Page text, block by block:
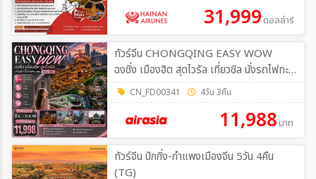
31,999 ดอลล่าร์
ทัวร์จีน CHONGQING EASY WOW
ฉงชิ่ง เมืองฮิต สุดไวรัล เที่ยวชิล นั่งรถไฟทะลุ
ตึก 4วัน 3คืน (FD)
CN_FD00341 4วัน 3คืน
11,988 บาท
ทัวร์จีน ปักกิ่ง-กำแพงเมืองจีน 5วัน 4คืน
(TG)